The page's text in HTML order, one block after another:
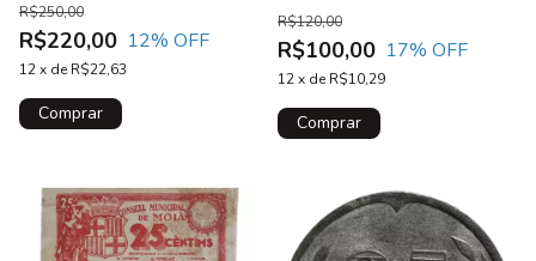
R$220,00
R$250,00
12% OFF
12x de R$22,63
12K, 10 mm
R$100,00
R$120,00
17% OFF
12x de R$10,29